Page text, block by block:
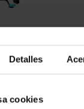
Detalles
cookiesDRUMFIT